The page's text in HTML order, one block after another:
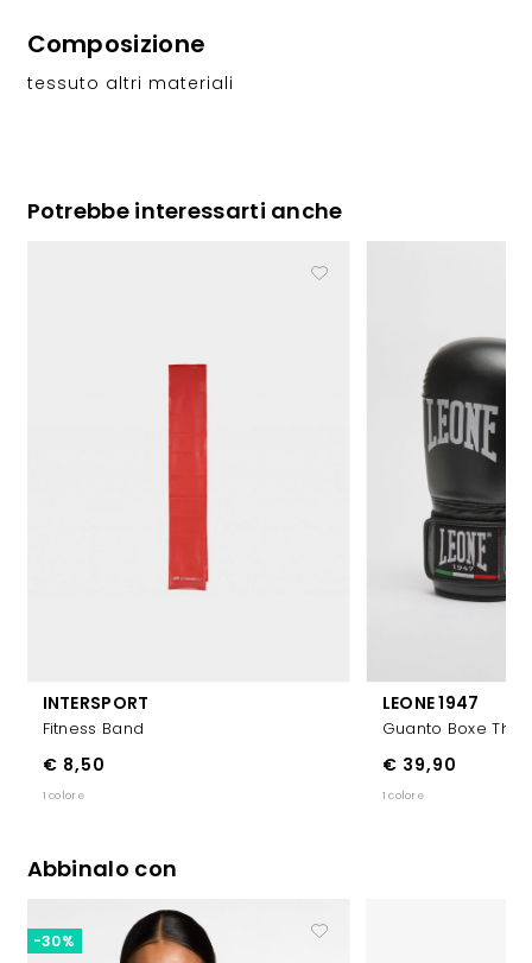
Composizione
tessuto altri materiali
Potrebbe interessarti anche
INTERSPORT
Fitness Band
€ 8,50
1 colore
LEONE 1947
Guanto Boxe
€ 39,90
1 colore
Abbinalo con
-30%